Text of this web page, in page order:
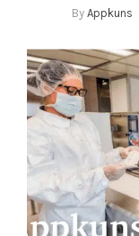
By Appkuns
Appkuns al